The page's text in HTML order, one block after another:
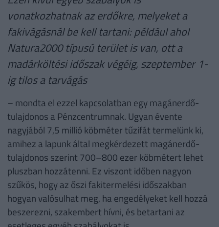
vonatkozhatnak az erdőkre, melyeket a
fakivágásnál be kell tartani: például ahol
Natura2000 típusú terület is van, ott a
madárköltési időszak végéig, szeptember 1-
ig tilos a tarvágás
– mondta el ezzel kapcsolatban egy magánerdő-
tulajdonos a Pénzcentrumnak. Ugyan évente
nagyjából 7,5 millió köbméter tűzifát termelünk ki,
amihez a lapunk által megkérdezett magánerdő-
tulajdonos szerint 700–800 ezer köbmétert lehet
pluszban hozzátenni. Ez viszont időben nagyon
szűkös, hogy az őszi fakitermelési időszakban
hogyan valósulhat meg, ha engedélyeket kell hozzá
beszerezni, szakembert hívni, és betartani az